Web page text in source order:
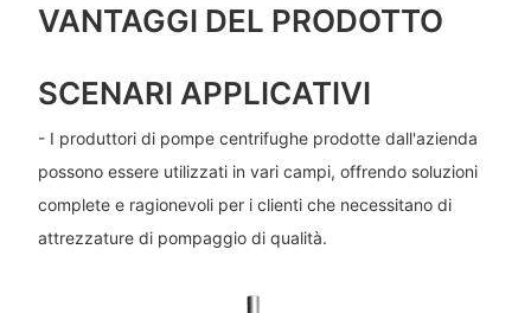
VANTAGGI DEL PRODOTTO
SCENARI APPLICATIVI
- I produttori di pompe centrifughe prodotte dall'azienda
possono essere utilizzati in vari campi, offrendo soluzioni
complete e ragionevoli per i clienti che necessitano di
attrezzature di pompaggio di qualità.